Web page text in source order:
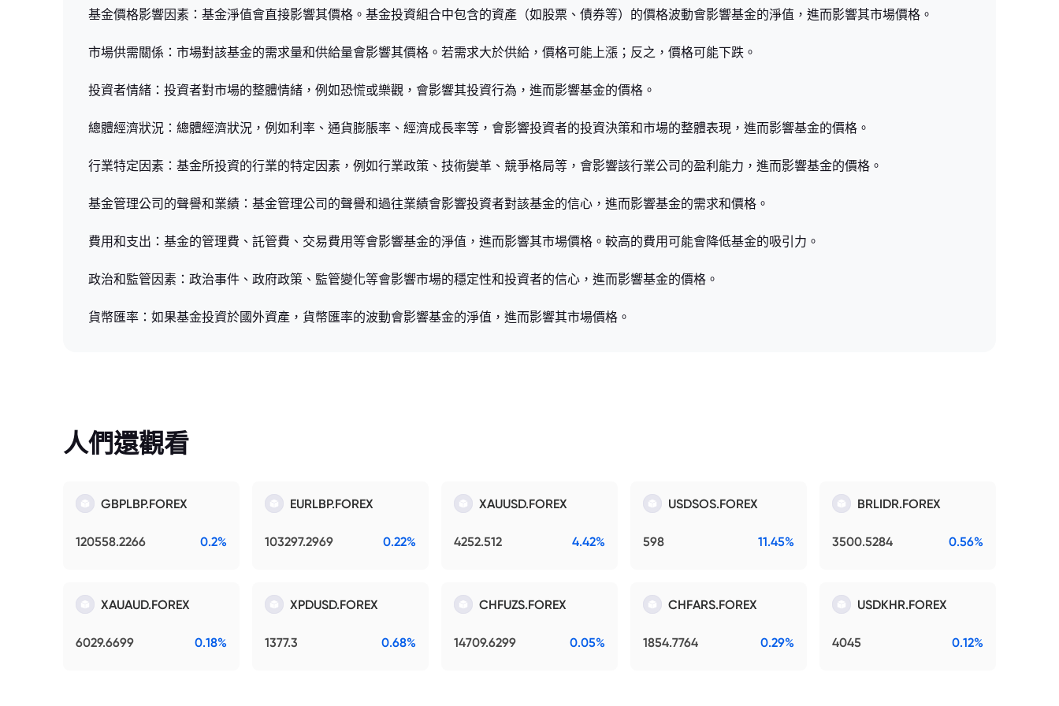
基金價格影響因素：基金淨值會直接影響其價格。基金投資組合中包含的資產（如股票、債券等）的價格波動會影響基金的淨值，進而影響其市場價格。
市場供需關係：市場對該基金的需求量和供給量會影響其價格。若需求大於供給，價格可能上漲；反之，價格可能下跌。
投資者情緒：投資者對市場的整體情緒，例如恐慌或樂觀，會影響其投資行為，進而影響基金的價格。
總體經濟狀況：總體經濟狀況，例如利率、通貨膨脹率、經濟成長率等，會影響投資者的投資決策和市場的整體表現，進而影響基金的價格。
行業特定因素：基金所投資的行業的特定因素，例如行業政策、技術變革、競爭格局等，會影響該行業公司的盈利能力，進而影響基金的價格。
基金管理公司的聲譽和業績：基金管理公司的聲譽和過往業績會影響投資者對該基金的信心，進而影響基金的需求和價格。
費用和支出：基金的管理費、託管費、交易費用等會影響基金的淨值，進而影響其市場價格。較高的費用可能會降低基金的吸引力。
政治和監管因素：政治事件、政府政策、監管變化等會影響市場的穩定性和投資者的信心，進而影響基金的價格。
貨幣匯率：如果基金投資於國外資產，貨幣匯率的波動會影響基金的淨值，進而影響其市場價格。
人們還觀看
GBPLBP.FOREX
120558.2266 0.2%
EURLBP.FOREX
103297.2969 0.22%
XAUUSD.FOREX
4252.512 4.42%
USDSOS.FOREX
598 11.45%
BRLIDR.FOREX
3500.5284 0.56%
XAUAUD.FOREX
6029.6699 0.18%
XPDUSD.FOREX
1377.3 0.68%
CHFUZS.FOREX
14709.6299 0.05%
CHFARS.FOREX
1854.7764 0.29%
USDKHR.FOREX
4045 0.12%